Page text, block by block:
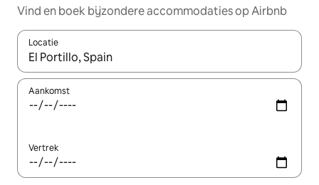
Vind en boek bijzondere accommodaties op Airbnb
Locatie
Wanneer er resultaten beschikbaar zijn, maak je een keuze
Aankomst
Vertrek